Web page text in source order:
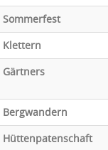
Sommerfest
Klettern
Gärtners
Bergwandern
Hüttenpatenschaft